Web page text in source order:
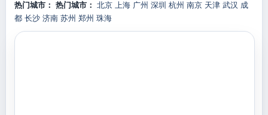
热门城市： 热门城市： 北京 上海 广州 深圳 杭州 南京 天津 武汉 成
都 长沙 济南 苏州 郑州 珠海